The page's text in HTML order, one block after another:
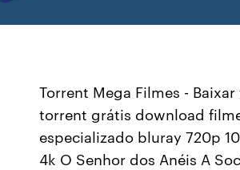
Torrent Mega Filmes -
torrent grátis download
especializado bluray 720p
4k O Senhor dos Anéis A